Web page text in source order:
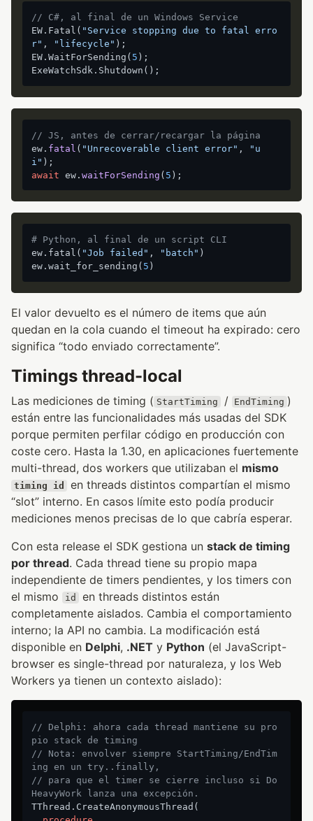
// C#, al final de un Windows Service
EW.Fatal( "Service stopping due to fatal erro
r" , "lifecycle" );
EW.WaitForSending( 5 );
// JS, antes de cerrar/recargar la página
ew. fatal ( "Unrecoverable client error" ,
"u
i"
await ew. waitForSending ( 5
# Python, al final de un script CLI
ew.fatal( "Job failed" , "batch" )
ew.wait_for_sending( 5
El valor devuelto es el número de items que aún
quedan en la cola cuando el timeout ha expirado: cero
significa “todo enviado correctamente”.
Timings thread-local
Las mediciones de timing ( StartTiming / EndTiming )
están entre las funcionalidades más usadas del SDK
porque permiten perfilar código en producción con
coste cero. Hasta la 1.30, en aplicaciones fuertemente
multi-thread, dos workers que utilizaban el mismo
timing id
en threads distintos compartían el mismo
“slot” interno. En casos límite esto podía producir
mediciones menos precisas de lo que cabría esperar.
Con esta release el SDK gestiona un stack de timing
por thread. Cada thread tiene su propio mapa
independiente de timers pendientes, y los timers con
el mismo
id
en threads distintos están
completamente aislados. Cambia el comportamiento
interno; la API no cambia. La modificación está
disponible en Delphi, .NET y Python (el JavaScript-
browser es single-thread por naturaleza, y los Web
Workers ya tienen un contexto aislado):
// Delphi: ahora cada thread mantiene su pro
pio stack de timing
// Nota: envolver siempre StartTiming/EndTim
ing en un try..finally,
// para que el timer se cierre incluso si Do
HeavyWork lanza una excepción.
TThread.CreateAnonymousThread(